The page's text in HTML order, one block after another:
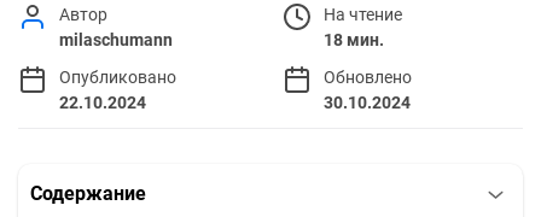
Автор
milaschumann
На чтение
18 мин.
Опубликовано
22.10.2024
Обновлено
30.10.2024
Содержание